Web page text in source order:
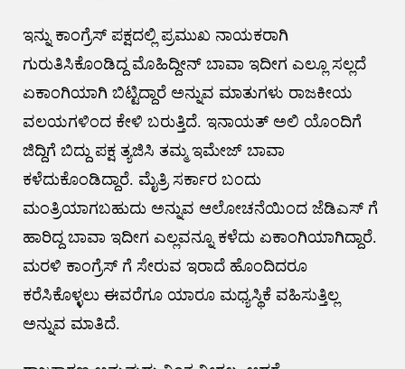
ಇನ್ನು ಕಾಂಗ್ರೆಸ್ ಪಕ್ಷದಲ್ಲಿ ಪ್ರಮುಖ ನಾಯಕರಾಗಿ
ಗುರುತಿಸಿಕೊಂಡಿದ್ದ ಮೊಹಿದ್ದೀನ್ ಬಾವಾ ಇದೀಗ ಎಲ್ಲೂ ಸಲ್ಲದೆ
ಏಕಾಂಗಿಯಾಗಿ ಬಿಟ್ಟಿದ್ದಾರೆ ಅನ್ನುವ ಮಾತುಗಳು ರಾಜಕೀಯ
ವಲಯಗಳಿಂದ ಕೇಳಿ ಬರುತ್ತಿದೆ. ಇನಾಯತ್ ಅಲಿ ಯೊಂದಿಗೆ
ಜಿದ್ದಿಗೆ ಬಿದ್ದು ಪಕ್ಷ ತ್ಯಜಿಸಿ ತಮ್ಮ ಇಮೇಜ್ ಬಾವಾ
ಕಳೆದುಕೊಂಡಿದ್ದಾರೆ. ಮೈತ್ರಿ ಸರ್ಕಾರ ಬಂದು
ಮಂತ್ರಿಯಾಗಬಹುದು ಅನ್ನುವ ಆಲೋಚನೆಯಿಂದ ಜೆಡಿಎಸ್ ಗೆ
ಹಾರಿದ್ದ ಬಾವಾ ಇದೀಗ ಎಲ್ಲವನ್ನೂ ಕಳೆದು ಏಕಾಂಗಿಯಾಗಿದ್ದಾರೆ.
ಮರಳಿ ಕಾಂಗ್ರೆಸ್ ಗೆ ಸೇರುವ ಇರಾದೆ ಹೊಂದಿದರೂ
ಕರೆಸಿಕೊಳ್ಳಲು ಈವರೆಗೂ ಯಾರೂ ಮಧ್ಯಸ್ಥಿಕೆ ವಹಿಸುತ್ತಿಲ್ಲ
ಅನ್ನುವ ಮಾತಿದೆ.